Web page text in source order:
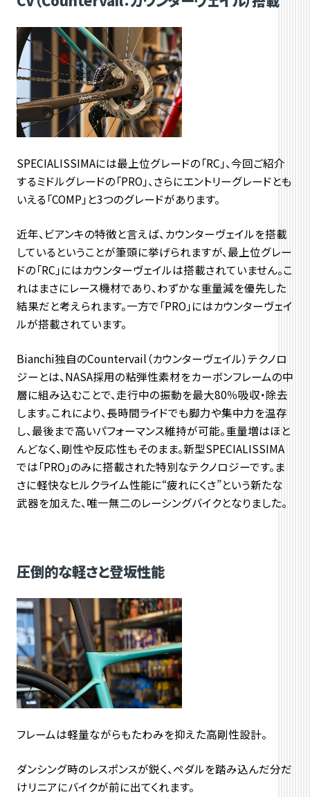
SPECIALISSIMAには最上位グレードの「RC」、今回ご紹介
するミドルグレードの「PRO」、さらにエントリーグレードとも
いえる「COMP」と3つのグレードがあります。
近年、ビアンキの特徴と言えば、カウンターヴェイルを搭載
しているということが筆頭に挙げられますが、最上位グレー
ドの「RC」にはカウンターヴェイルは搭載されていません。こ
れはまさにレース機材であり、わずかな重量減を優先した
結果だと考えられます。一方で「PRO」にはカウンターヴェイ
ルが搭載されています。
Bianchi独自のCountervail（カウンターヴェイル）テクノロ
ジーとは、NASA採用の粘弾性素材をカーボンフレームの中
層に組み込むことで、走行中の振動を最大80％吸収・除去
します。これにより、 長時間ライドでも脚力や集中力を温存
し、 最後まで高いパフォーマンス維持が可能。重量増はほと
んどなく、 剛性や反応性もそのまま。新型SPECIALISSIMA
では「PRO」のみに搭載された特別なテクノロジーです。ま
さに軽快なヒルクライム性能に“疲れにくさ”という新たな
武器を加えた、唯一無二のレーシングバイクとなりました。
圧倒的な軽さと登坂性能
フレームは軽量ながらもたわみを抑えた高剛性設計。
ダンシング時のレスポンスが鋭く、 ペダルを踏み込んだ分だ
けリニアにバイクが前に出てくれます。